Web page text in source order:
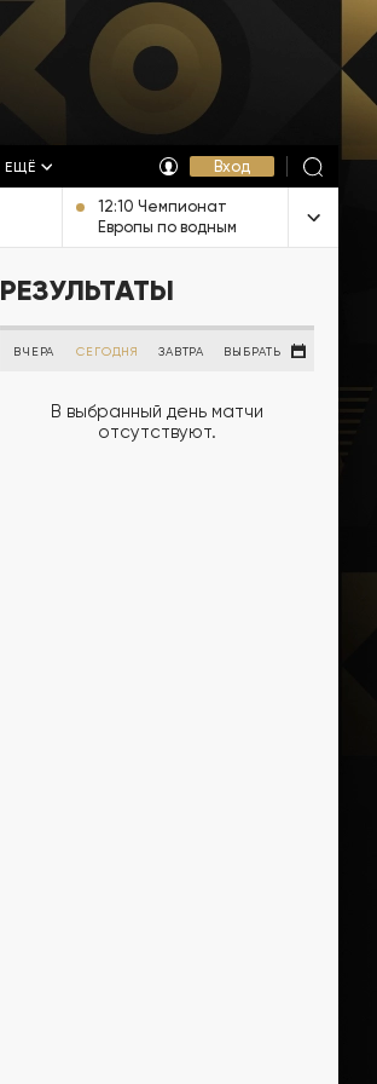
ЕЩЁ Вход
12:10 Чемпионат
Европы по водным
видам спорта.
Мужчины 3 км. Прямая
Франции
РЕЗУЛЬТАТЫ
ВЧЕРА СЕГОДНЯ ЗАВТРА ВЫБРАТЬ
В выбранный день матчи
отсутствуют.